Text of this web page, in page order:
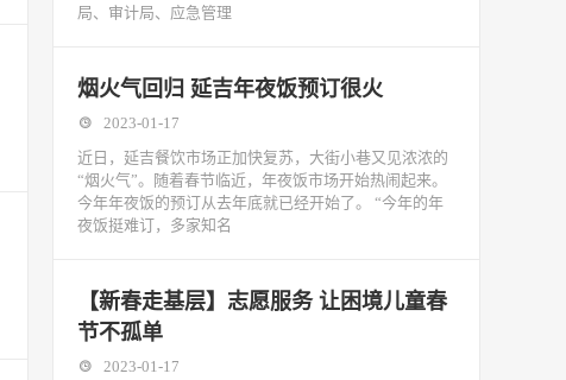
局、审计局、应急管理
烟火气回归 延吉年夜饭预订很火
2023-01-17
近日，延吉餐饮市场正加快复苏，大街小巷又见浓浓的
“烟火气”。随着春节临近，年夜饭市场开始热闹起来。
今年年夜饭的预订从去年底就已经开始了。 “今年的年
夜饭挺难订，多家知名
【新春走基层】志愿服务 让困境儿童春
节不孤单
2023-01-17